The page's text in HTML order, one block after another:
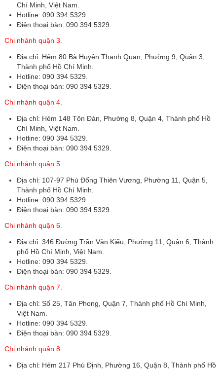
Chí Minh, Việt Nam.
Hotline: 090 394 5329.
Điện thoại bàn: 090 394 5329.
Chi nhánh quận 3.
Địa chỉ: Hẻm 80 Bà Huyện Thanh Quan, Phường 9, Quận 3,
Thành phố Hồ Chí Minh.
Hotline: 090 394 5329.
Điện thoại bàn: 090 394 5329.
Chi nhánh quận 4.
Địa chỉ: Hẻm 148 Tôn Đản, Phường 8, Quận 4, Thành phố Hồ
Chí Minh, Việt Nam.
Hotline: 090 394 5329.
Điện thoại bàn: 090 394 5329.
Chi nhánh quận 5
Địa chỉ: 107-97 Phù Đổng Thiên Vương, Phường 11, Quận 5,
Thành phố Hồ Chí Minh.
Hotline: 090 394 5329.
Điện thoại bàn: 090 394 5329.
Chi nhánh quận 6.
Địa chỉ: 346 Đường Trần Văn Kiểu, Phường 11, Quận 6, Thành
phố Hồ Chí Minh, Việt Nam.
Hotline: 090 394 5329.
Điện thoại bàn: 090 394 5329.
Chi nhánh quận 7.
Địa chỉ: Số 25, Tân Phong, Quận 7, Thành phố Hồ Chí Minh,
Việt Nam.
Hotline: 090 394 5329.
Điện thoại bàn: 090 394 5329.
Chi nhánh quận 8.
Địa chỉ: Hẻm 217 Phú Định, Phường 16, Quận 8, Thành phố Hồ